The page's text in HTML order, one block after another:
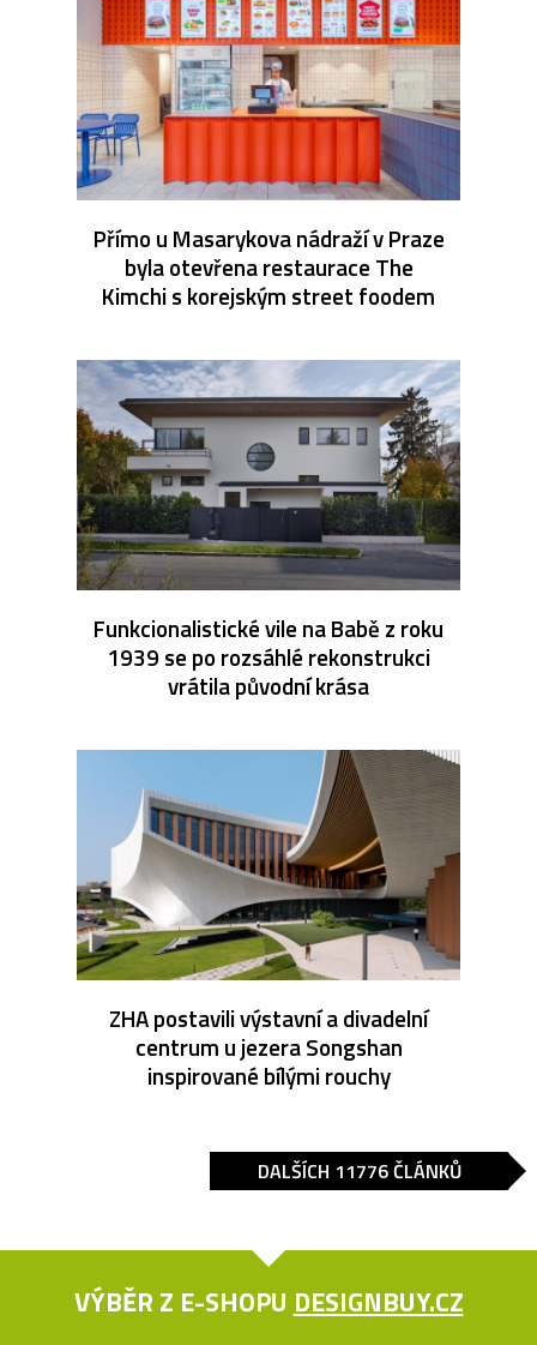
Přímo u Masarykova nádraží v Praze
byla otevřena restaurace The
Kimchi s korejským street foodem
Funkcionalistické vile na Babě z roku
1939 se po rozsáhlé rekonstrukci
vrátila původní krása
ZHA postavili výstavní a divadelní
centrum u jezera Songshan
inspirované bílými rouchy
DALŠÍCH 11776 ČLÁNKŮ
VÝBĚR Z E-SHOPU DESIGNBUY.CZ